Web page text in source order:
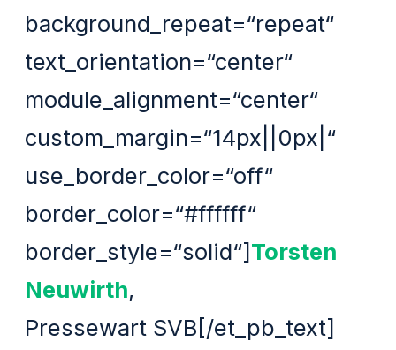
background_repeat=“repeat“
text_orientation=“center“
module_alignment=“center“
custom_margin=“14px||0px|“
use_border_color=“off“
border_color=“#ffffff“
border_style=“solid“]Torsten
Neuwirth,
Pressewart SVB[/et_pb_text]